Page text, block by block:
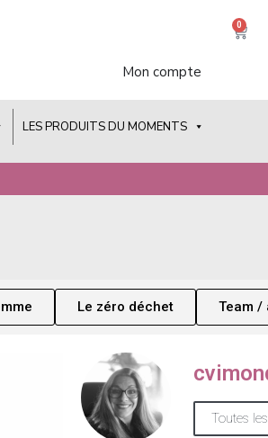
Mon compte
0
LES PRODUITS DU MOMENTS
Le zéro déchet Team /
Toutes